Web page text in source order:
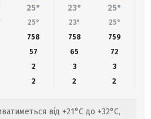
25° 23° 25°
25° 23° 25°
758 758 759
57 65 72
2 3
3
2 2 2
від +21°C до +32°C,